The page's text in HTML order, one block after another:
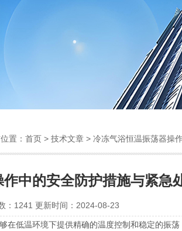
置： 首页 > 技术文章 > 冷冻气浴恒温振荡器操
中的安全防护措施与紧急
：1241 更新时间：2024-08-23
低温环境下提供精确的温度控制和稳定的振荡